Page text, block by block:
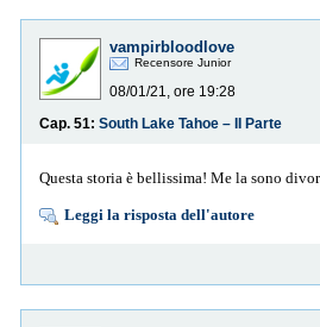
vampirbloodlove
Recensore Junior
08/01/21, ore 19:28
Cap. 51: South Lake Tahoe – II Parte
Questa storia è bellissima! Me la sono
Leggi la risposta dell'autore